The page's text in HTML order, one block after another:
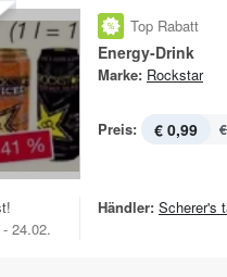
Top Rabatt
Energy-Drink
Marke: Rockstar
Preis: € 0,99
24.02.
Händler: Scherer's